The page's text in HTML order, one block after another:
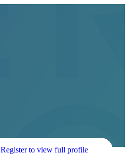
Register to view full profile